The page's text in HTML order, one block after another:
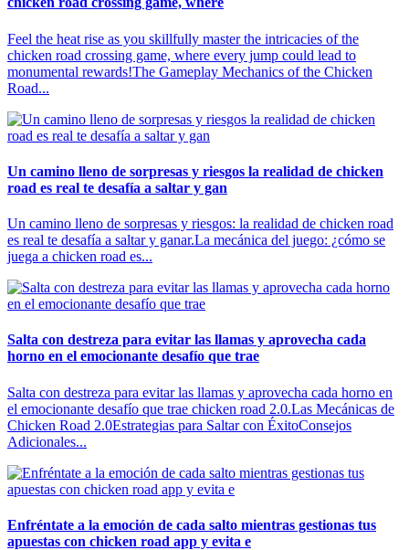
Feel the heat rise as you skillfully master the intricacies of the
chicken road crossing game, where every jump could lead to
monumental rewards!The Gameplay Mechanics of the Chicken
Road...
Un camino lleno de sorpresas y riesgos la realidad de chicken
road es real te desafía a saltar y gan
Un camino lleno de sorpresas y riesgos: la realidad de chicken road
es real te desafía a saltar y ganar.La mecánica del juego: ¿cómo se
juega a chicken road es...
Salta con destreza para evitar las llamas y aprovecha cada
horno en el emocionante desafío que trae
Salta con destreza para evitar las llamas y aprovecha cada horno en
el emocionante desafío que trae chicken road 2.0.Las Mecánicas de
Chicken Road 2.0Estrategias para Saltar con ÉxitoConsejos
Adicionales...
Enfréntate a la emoción de cada salto mientras gestionas tus
apuestas con chicken road app y evita e